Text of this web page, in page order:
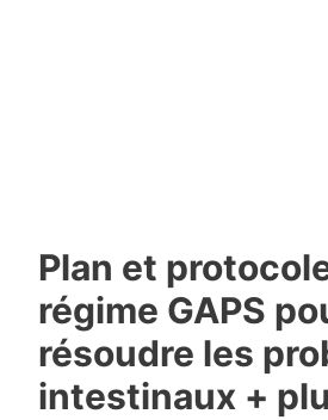
Plan et
régime GAPS
résoudre les
intestinaux +